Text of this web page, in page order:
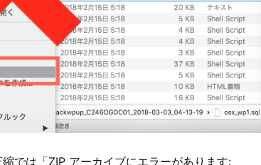
では「ZIP アーカイブにエラーがあります: